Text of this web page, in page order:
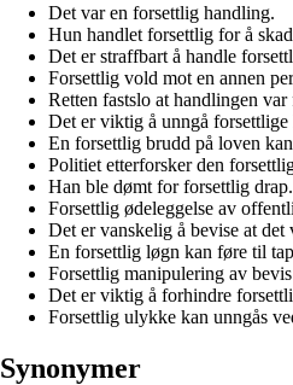
Det var en forsettlig handling.
Hun handlet forsettlig for å
Det er straffbart å handle
Forsettlig vold mot en annen
Retten fastslo at handlingen var
Det er viktig å unngå forsettlige
En forsettlig brudd på loven
Politiet etterforsker den
Han ble dømt for forsettlig drap.
Forsettlig ødeleggelse av
Det er vanskelig å bevise at det
En forsettlig løgn kan føre til
Forsettlig manipulering av
Det er viktig å forhindre
Forsettlig ulykke kan unngås
Synonymer